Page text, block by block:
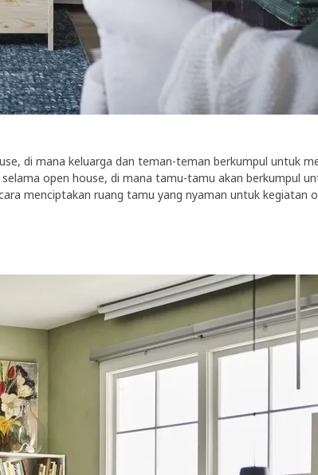
di mana keluarga dan teman-teman berkumpul untuk
open house, di mana tamu-tamu akan berkumpul
menciptakan ruang tamu yang nyaman untuk kegiatan